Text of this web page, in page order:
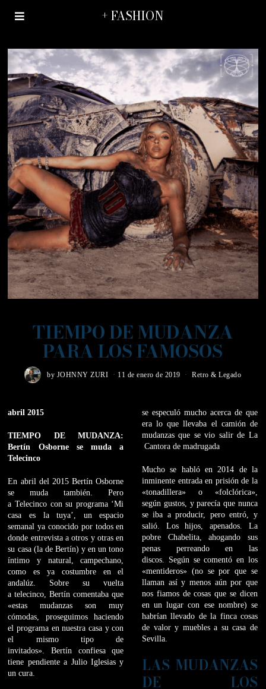
+ FASHION
TIEMPO DE MUDANZA
PARA LOS FAMOSOS
by JOHNNY ZURI 11 de enero de 2019 Retro & Legado
abril 2015
TIEMPO DE MUDANZA:
Bertín Osborne se muda a
Telecinco
En abril del 2015 Bertín Osborne
se muda también. Pero
a Telecinco con su programa ‘Mi
casa es la tuya’, un espacio
semanal ya conocido por todos en
donde entrevista a otros y otras en
su casa (la de Bertín) y en un tono
íntimo y natural, campechano,
como es ya costumbre en el
andalúz. Sobre su vuelta
a telecinco, Bertín comentaba que
«estas mudanzas son muy
cómodas, proseguimos haciendo
el programa en nuestra casa y con
el mismo tipo de
invitados». Bertín confiesa que
tiene pendiente a Julio Iglesias y
un cura.
se especuló mucho acerca de que
era lo que llevaba el camión de
mudanzas que se vio salir de La
Cantora de madrugada
Mucho se habló en 2014 de la
inminente entrada en prisión de la
«tonadillera» o «folclórica»,
según gustos, y parecía que nunca
se iba a producir, pero entró, y
salió. Los hijos, apenados. La
pobre Chabelita, ahogando sus
penas perreando en las
discos. Según se comentó en los
«mentideros» (no se por que se
llaman así y menos aún por que
nos fiamos de cosas que se dicen
en un lugar con ese nombre) se
habrían llevado de la finca cosas
de valor y muebles a su casa de
Sevilla.
LAS MUDANZAS
DE LOS